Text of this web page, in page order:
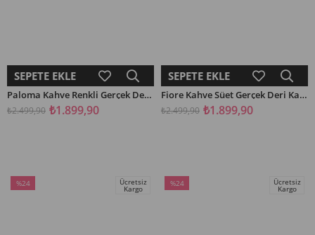
SEPETE EKLE
Paloma Kahve Renkli Gerçek Deri Kadın Babet
₺1.899,90
₺2.499,90
SEPETE EKLE
Fiore Kahve Süet Gerçek Deri Kadın Babet
₺1.899,90
₺2.499,90
%24
Ücretsiz
Kargo
%24
Ücretsiz
Kargo